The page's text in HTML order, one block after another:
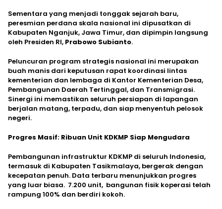
Sementara yang menjadi tonggak sejarah baru,
peresmian perdana skala nasional ini dipusatkan di
Kabupaten Nganjuk, Jawa Timur, dan dipimpin langsung
oleh Presiden RI, Prabowo Subianto.
​Peluncuran program strategis nasional ini merupakan
buah manis dari keputusan rapat koordinasi lintas
kementerian dan lembaga di Kantor Kementerian Desa,
Pembangunan Daerah Tertinggal, dan Transmigrasi.
Sinergi ini memastikan seluruh persiapan di lapangan
berjalan matang, terpadu, dan siap menyentuh pelosok
negeri.
Progres Masif: Ribuan Unit KDKMP Siap Mengudara
​Pembangunan infrastruktur KDKMP di seluruh Indonesia,
termasuk di Kabupaten Tasikmalaya, bergerak dengan
kecepatan penuh. Data terbaru menunjukkan progres
yang luar biasa. 7.200 unit, bangunan fisik koperasi telah
rampung 100% dan berdiri kokoh.